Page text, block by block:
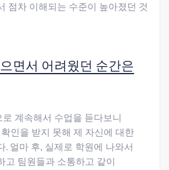
점차 이해되는 수준이 높아졌던 것
면서 어려웠던 순간은
로 계속해서 수업을 듣다보니
인을 받지 못해 제 자신에 대한
. 얼마 후, 실제로 학원에 나와서
고 팀원들과 소통하고 같이